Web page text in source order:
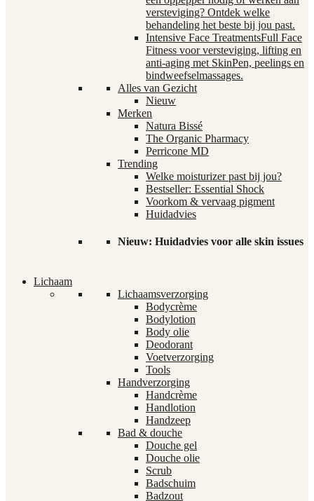
versteviging? Ontdek welke
behandeling het beste bij jou past.
Intensive Face TreatmentsFull Face
Fitness voor versteviging, lifting en
anti-aging met SkinPen, peelings en
bindweefselmassages.
Alles van Gezicht
Nieuw
Merken
Natura Bissé
The Organic Pharmacy
Perricone MD
Trending
Welke moisturizer past bij jou?
Bestseller: Essential Shock
Voorkom & vervaag pigment
Huidadvies
Nieuw: Huidadvies voor alle skin issues
Lichaam
Lichaamsverzorging
Bodycrème
Bodylotion
Body olie
Deodorant
Voetverzorging
Tools
Handverzorging
Handcrème
Handlotion
Handzeep
Bad & douche
Douche gel
Douche olie
Scrub
Badschuim
Badzout